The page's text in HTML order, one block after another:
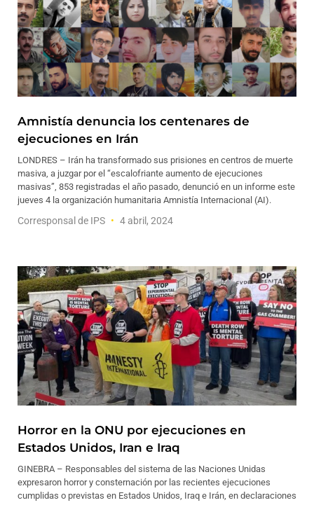
Amnistía denuncia los centenares de
ejecuciones en Irán
LONDRES – Irán ha transformado sus prisiones en centros de muerte
masiva, a juzgar por el “escalofriante aumento de ejecuciones
masivas”, 853 registradas el año pasado, denunció en un informe este
jueves 4 la organización humanitaria Amnistía Internacional (AI).
Corresponsal de IPS 4 abril, 2024
Horror en la ONU por ejecuciones en
Estados Unidos, Iran e Iraq
GINEBRA – Responsables del sistema de las Naciones Unidas
expresaron horror y consternación por las recientes ejecuciones
cumplidas o previstas en Estados Unidos, Iraq e Irán, en declaraciones